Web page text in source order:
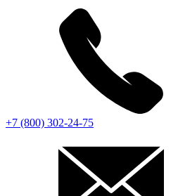
+7 (800) 302-24-75